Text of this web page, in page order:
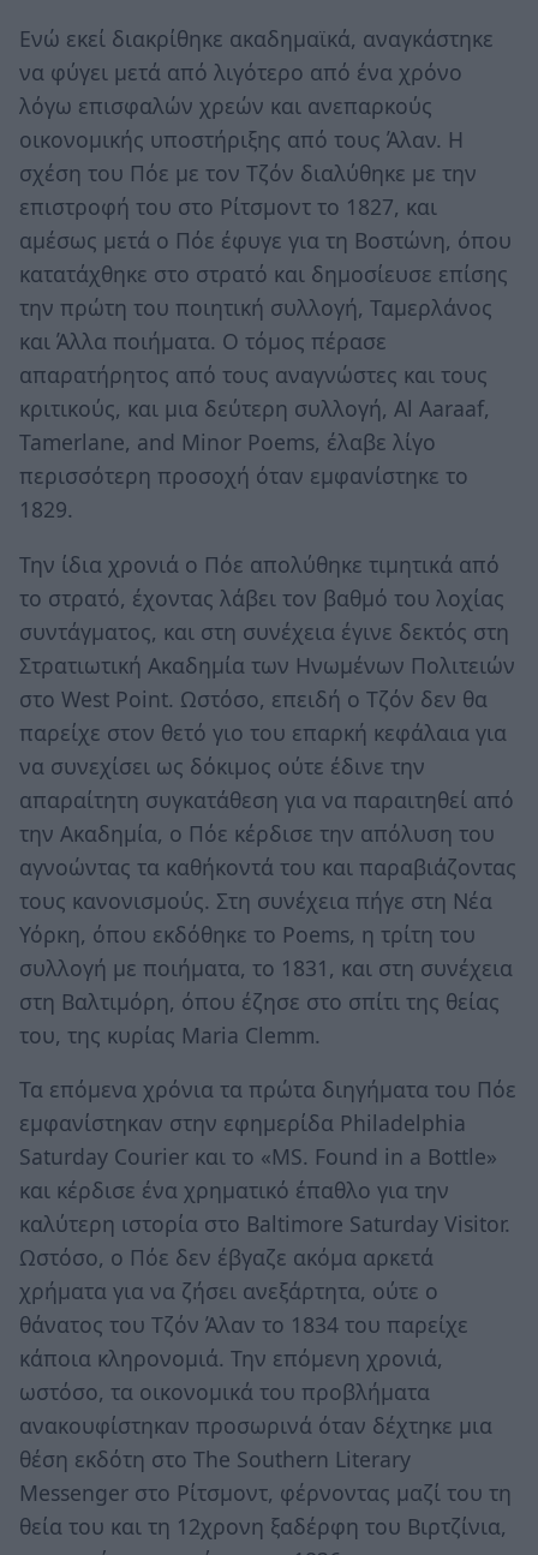
Ενώ εκεί διακρίθηκε ακαδημαϊκά, αναγκάστηκε
να φύγει μετά από λιγότερο από ένα χρόνο
λόγω επισφαλών χρεών και ανεπαρκούς
οικονομικής υποστήριξης από τους Άλαν. Η
σχέση του Πόε με τον Τζόν διαλύθηκε με την
επιστροφή του στο Ρίτσμοντ το 1827, και
αμέσως μετά ο Πόε έφυγε για τη Βοστώνη, όπου
κατατάχθηκε στο στρατό και δημοσίευσε επίσης
την πρώτη του ποιητική συλλογή, Ταμερλάνος
και Άλλα ποιήματα. Ο τόμος πέρασε
απαρατήρητος από τους αναγνώστες και τους
κριτικούς, και μια δεύτερη συλλογή, Al Aaraaf,
Tamerlane, and Minor Poems, έλαβε λίγο
περισσότερη προσοχή όταν εμφανίστηκε το
1829.
Την ίδια χρονιά ο Πόε απολύθηκε τιμητικά από
το στρατό, έχοντας λάβει τον βαθμό του λοχίας
συντάγματος, και στη συνέχεια έγινε δεκτός στη
Στρατιωτική Ακαδημία των Ηνωμένων Πολιτειών
στο West Point. Ωστόσο, επειδή ο Τζόν δεν θα
παρείχε στον θετό γιο του επαρκή κεφάλαια για
να συνεχίσει ως δόκιμος ούτε έδινε την
απαραίτητη συγκατάθεση για να παραιτηθεί από
την Ακαδημία, ο Πόε κέρδισε την απόλυση του
αγνοώντας τα καθήκοντά του και παραβιάζοντας
τους κανονισμούς. Στη συνέχεια πήγε στη Νέα
Υόρκη, όπου εκδόθηκε το Poems, η τρίτη του
συλλογή με ποιήματα, το 1831, και στη συνέχεια
στη Βαλτιμόρη, όπου έζησε στο σπίτι της θείας
του, της κυρίας Maria Clemm.
Τα επόμενα χρόνια τα πρώτα διηγήματα του Πόε
εμφανίστηκαν στην εφημερίδα Philadelphia
Saturday Courier και το «MS. Found in a Bottle»
και κέρδισε ένα χρηματικό έπαθλο για την
καλύτερη ιστορία στο Baltimore Saturday Visitor.
Ωστόσο, ο Πόε δεν έβγαζε ακόμα αρκετά
χρήματα για να ζήσει ανεξάρτητα, ούτε ο
θάνατος του Τζόν Άλαν το 1834 του παρείχε
κάποια κληρονομιά. Την επόμενη χρονιά,
ωστόσο, τα οικονομικά του προβλήματα
ανακουφίστηκαν προσωρινά όταν δέχτηκε μια
θέση εκδότη στο The Southern Literary
Messenger στο Ρίτσμοντ, φέρνοντας μαζί του τη
θεία του και τη 12χρονη ξαδέρφη του Βιρτζίνια,